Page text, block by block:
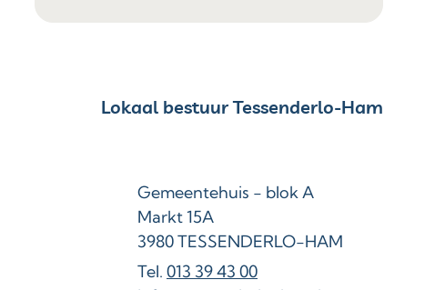
Contact & openingsuren
Lokaal bestuur Tessenderlo-Ham
AdresGemeentehuis - blok A
Markt 15A
,3980TESSENDERLO-HAM
013 39 43 00